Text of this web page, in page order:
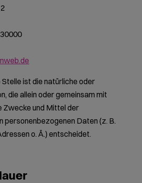
ist die natürliche oder
die allein oder gemeinsam mit
Zwecke und Mittel der
personenbezogenen Daten (z. B.
o. Ä.) entscheidet.